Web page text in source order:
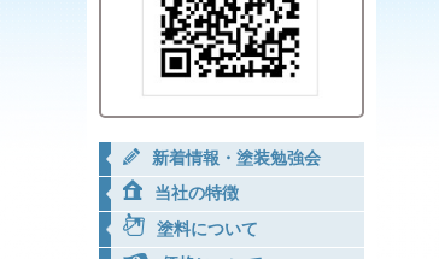
新着情報・塗装勉強会
当社の特徴
塗料について